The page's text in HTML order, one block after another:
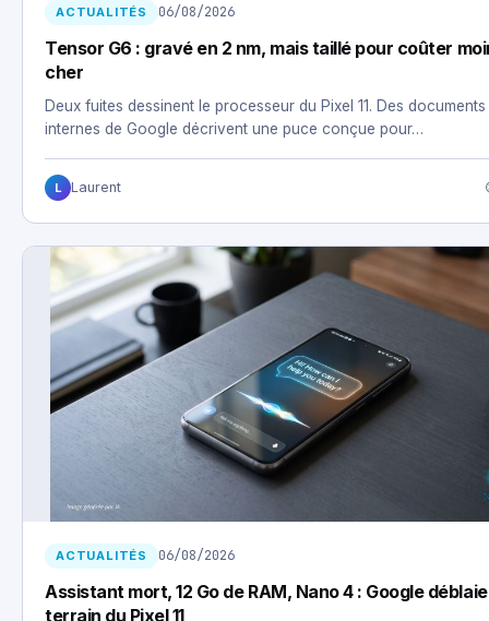
ACTUALITÉS 06/08/2026
Tensor G6 : gravé en 2 nm, mais taillé pour coûter
cher
Deux fuites dessinent le processeur du Pixel 11. Des documents
internes de Google décrivent une puce conçue pour…
L Laurent
ACTUALITÉS 06/08/2026
Assistant mort, 12 Go de RAM, Nano 4 : Google
terrain du Pixel 11